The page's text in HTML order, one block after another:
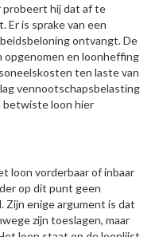
probeert hij dat af te
Er is sprake van een
ontvangt. De
en loonheffing
ten laste van
vennootschapsbelasting
betwiste loon hier
loon vorderbaar of inbaar
op dit punt geen
enige argument is dat
zijn toeslagen, maar